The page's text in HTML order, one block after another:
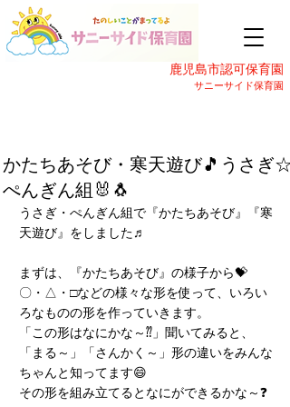
鹿児島市認可保育園
サニーサイド保育園
かたちあそび・寒天遊び🎵うさぎ☆
ぺんぎん組🐰🐧
うさぎ・ぺんぎん組で『かたちあそび』『寒
天遊び』をしました♬
まずは、『かたちあそび』の様子から💝
〇・△・□などの様々な形を使って、いろい
ろなものの形を作っていきます。
「この形はなにかな～⁇」聞いてみると、
「まる～」「さんかく～」形の違いをみんな
ちゃんと知ってます😄
その形を組み立てるとなにができるかな～❓